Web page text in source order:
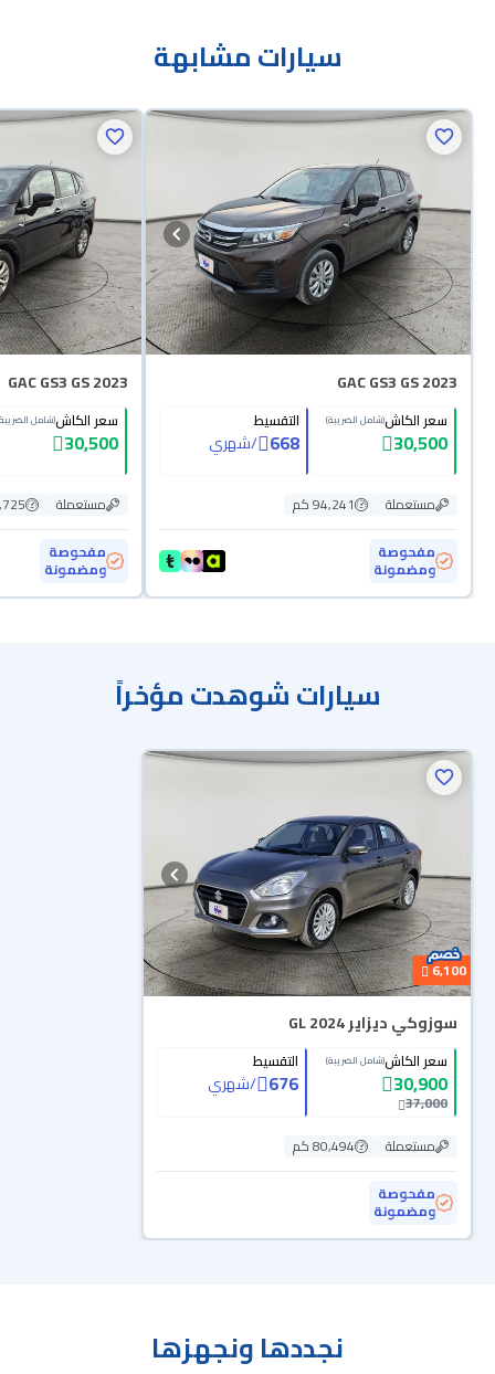
سيارات مشابهة
GAC GS3 GS 2023
سعر الكاش(شامل الضريبة)
30,500
التقسيط
668
/شهري
مستعملة
94,241 كم
مفحوصة
ومضمونة
GAC GS3 GS 2023
سعر الكاش(شامل
30,500
مستعملة
مفحوصة
ومضمونة
سيارات شوهدت مؤخراً
6,100
سوزوكي ديزاير GL 2024
سعر الكاش(شامل الضريبة)
30,900
37,000
التقسيط
676
/شهري
مستعملة
80,494 كم
مفحوصة
ومضمونة
نجددها ونجهزها